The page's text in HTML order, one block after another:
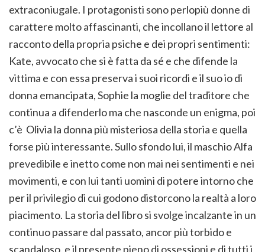
extraconiugale. I protagonisti sono perlopiù donne di
carattere molto affascinanti, che incollano il lettore al
racconto della propria psiche e dei propri sentimenti:
Kate, avvocato che si è fatta da sé e che difende la
vittima e con essa preserva i suoi ricordi e il suo io di
donna emancipata, Sophie la moglie del traditore che
continua a difenderlo ma che nasconde un enigma, poi
c’è Olivia la donna più misteriosa della storia e quella
forse più interessante. Sullo sfondo lui, il maschio Alfa
prevedibile e inetto come non mai nei sentimenti e nei
movimenti, e con lui tanti uomini di potere intorno che
per il privilegio di cui godono distorcono la realtà a loro
piacimento. La storia del libro si svolge incalzante in un
continuo passare dal passato, ancor più torbido e
scandaloso, e il presente pieno di ossessioni e di tutti i